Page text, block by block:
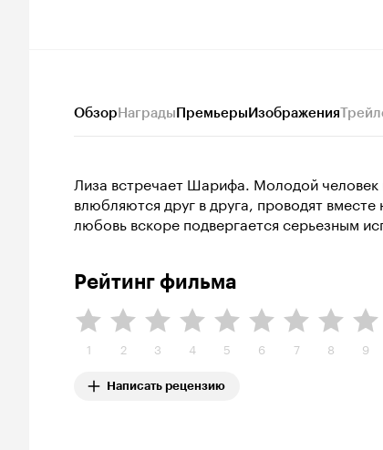
ОбзорНаградыПремьерыИзображения
Лиза встречает Шарифа. Молодой
влюбляются друг в друга, проводят
любовь вскоре подвергается серьезным
Рейтинг фильма
1 2 3 4 5 6 7 8 9
Написать рецензию